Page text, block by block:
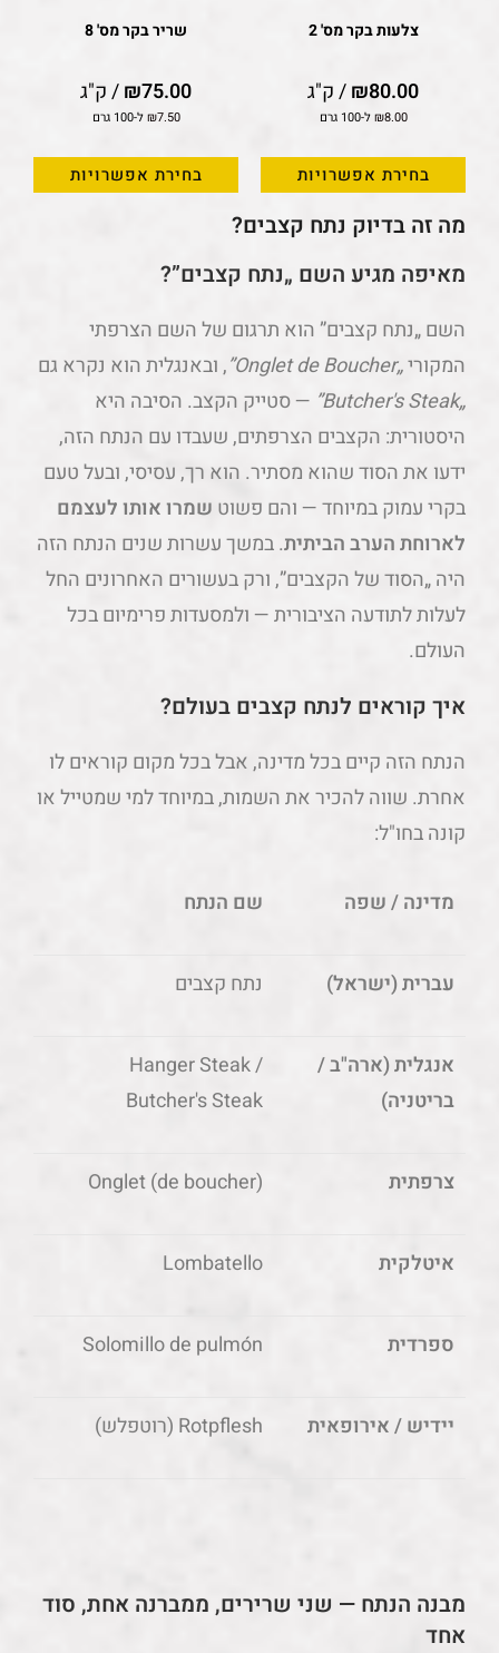
צלעות בקר מס' 2
₪80.00 / ק"ג
₪8.00 ל-100 גרם
בחירת אפשרויות
שריר בקר מס' 8
₪75.00 / ק"ג
₪7.50 ל-100 גרם
בחירת אפשרויות
מה זה בדיוק נתח קצבים?
מאיפה מגיע השם „נתח קצבים”?
השם „נתח קצבים” הוא תרגום של השם הצרפתי
המקורי„Onglet de Boucher”
, ובאנגלית הוא נקרא גם
„Butcher's Steak”
— סטייק הקצב. הסיבה היא
היסטורית: הקצבים הצרפתים, שעבדו עם הנתח הזה,
ידעו את הסוד שהוא מסתיר. הוא רך, עסיסי, ובעל טעם
בקרי עמוק במיוחד — והם פשוט שמרו אותו לעצמם
לארוחת הערב הביתית. במשך עשרות שנים הנתח הזה
היה „הסוד של הקצבים”, ורק בעשורים האחרונים החל
לעלות לתודעה הציבורית — ולמסעדות פרימיום בכל
העולם.
איך קוראים לנתח קצבים בעולם?
הנתח הזה קיים בכל מדינה, אבל בכל מקום קוראים לו
אחרת. שווה להכיר את השמות, במיוחד למי שמטייל או
קונה בחו"ל:
מדינה / שפה שם הנתח
עברית (ישראל) נתח קצבים
אנגלית (ארה"ב /
בריטניה)
Hanger Steak /
Butcher's Steak
צרפתית Onglet (de boucher)
איטלקית Lombatello
ספרדית Solomillo de pulmón
יידיש / אירופאית Rotpflesh (רוטפלש)
מבנה הנתח — שני שרירים, ממברנה אחת, סוד
אחד